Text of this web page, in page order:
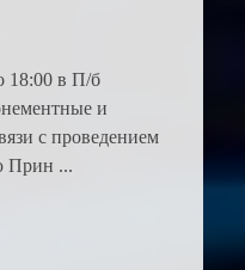
18:00 в П/б
и
с проведением
Прин ...